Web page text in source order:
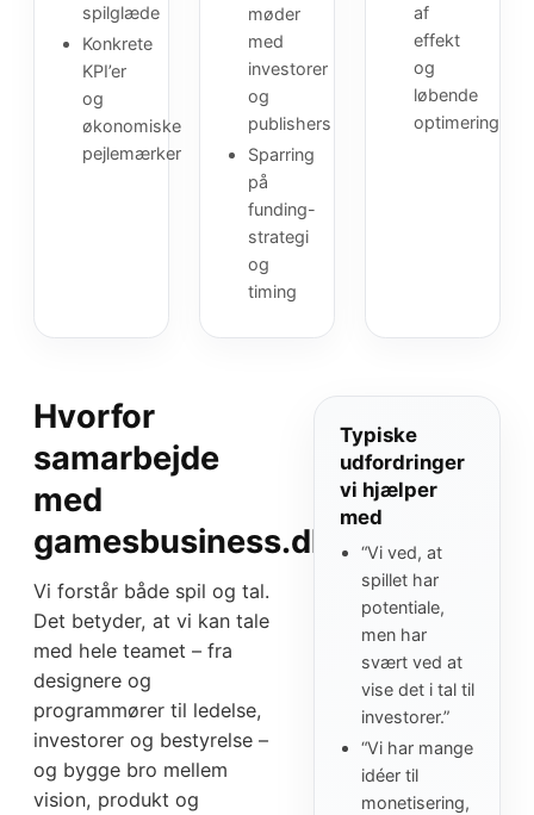
spilglæde
Konkrete
KPI’er
og
økonomiske
pejlemærker
møder
med
investorer
og
publishers
Sparring
på
funding-
strategi
og
timing
af
effekt
og
løbende
optimering
Hvorfor
samarbejde
med
gamesbusiness.dk?
Vi forstår både spil og tal.
Det betyder, at vi kan tale
med hele teamet – fra
designere og
programmører til ledelse,
investorer og bestyrelse –
og bygge bro mellem
vision, produkt og
Typiske
udfordringer
vi hjælper
med
“Vi ved, at
spillet har
potentiale,
men har
svært ved at
vise det i tal til
investorer.”
“Vi har mange
idéer til
monetisering,